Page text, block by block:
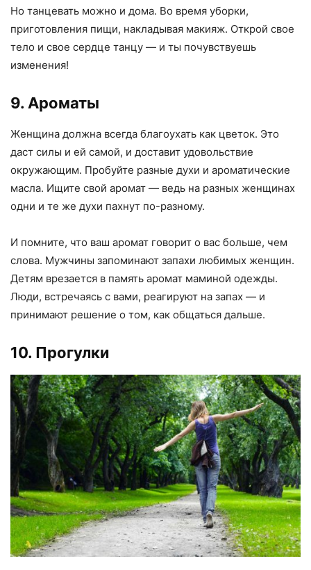
Но танцевать можно и дома. Во время уборки,
приготовления пищи, накладывая макияж. Открой свое
тело и свое сердце танцу — и ты почувствуешь
изменения!
9. Ароматы
Женщина должна всегда благоухать как цветок. Это
даст силы и ей самой, и доставит удовольствие
окружающим. Пробуйте разные духи и ароматические
масла. Ищите свой аромат — ведь на разных женщинах
одни и те же духи пахнут по-разному.
И помните, что ваш аромат говорит о вас больше, чем
слова. Мужчины запоминают запахи любимых женщин.
Детям врезается в память аромат маминой одежды.
Люди, встречаясь с вами, реагируют на запах — и
принимают решение о том, как общаться дальше.
10. Прогулки